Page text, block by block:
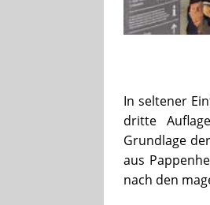
In seltener
dritte
Grundlage
aus
nach den